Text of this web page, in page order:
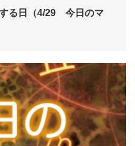
る日（4/29 今日のマ